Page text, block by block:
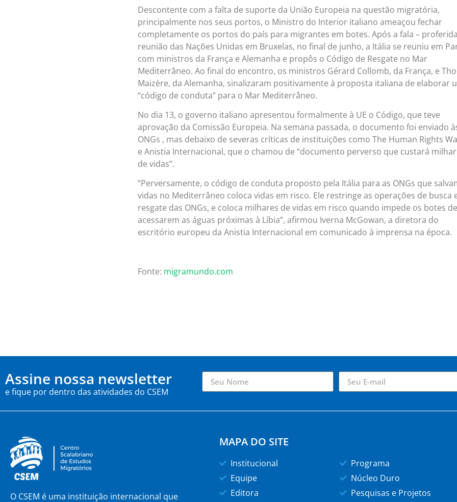
Descontente com a falta de suporte da União Europeia na questão migratória,
principalmente nos seus portos, o Ministro do Interior italiano ameaçou fechar
completamente os portos do país para migrantes em botes. Após a fala –
reunião das Nações Unidas em Bruxelas, no final de junho, a Itália se reuniu em
com ministros da França e Alemanha e propôs o Código de Resgate no Mar
Mediterrâneo. Ao final do encontro, os ministros Gérard Collomb, da França, e
Maizère, da Alemanha, sinalizaram positivamente à proposta italiana de elaborar
“código de conduta” para o Mar Mediterrâneo.
No dia 13, o governo italiano apresentou formalmente à UE o Código, que teve
aprovação da Comissão Europeia. Na semana passada, o documento foi enviado
ONGs , mas debaixo de severas críticas de instituições como The Human Rights
e Anistia Internacional, que o chamou de “documento perverso que custará
de vidas”.
“Perversamente, o código de conduta proposto pela Itália para as ONGs que
vidas no Mediterrâneo coloca vidas em risco. Ele restringe as operações de busca
resgate das ONGs, e coloca milhares de vidas em risco quando impede os botes de
acessarem as águas próximas à Líbia”, afirmou Iverna McGowan, a diretora do
escritório europeu da Anistia Internacional em comunicado à imprensa na época.
Fonte: migramundo.com
Assine nossa newsletter
e fique por dentro das atividades do CSEM
O CSEM é uma instituição internacional que
MAPA DO SITE
Institucional
Equipe
Editora
Programa
Núcleo Duro
Pesquisas e Projetos